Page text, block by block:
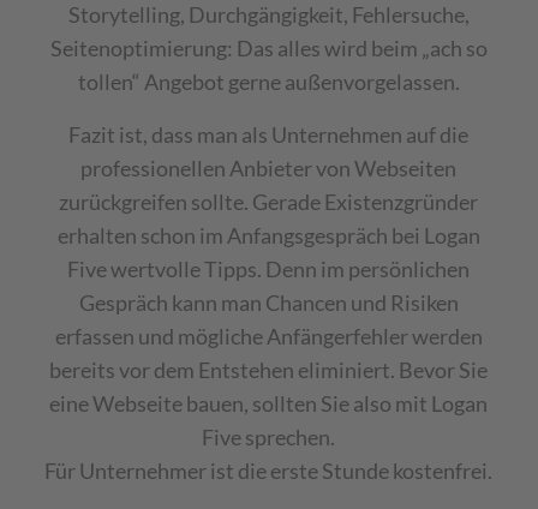
Storytelling, Durchgängigkeit, Fehlersuche,
Seitenoptimierung: Das alles wird beim „ach so
tollen“ Angebot gerne außenvorgelassen.
Fazit ist, dass man als Unternehmen auf die
professionellen Anbieter von Webseiten
zurückgreifen sollte. Gerade Existenzgründer
erhalten schon im Anfangsgespräch bei Logan
Five wertvolle Tipps. Denn im persönlichen
Gespräch kann man Chancen und Risiken
erfassen und mögliche Anfängerfehler werden
bereits vor dem Entstehen eliminiert. Bevor Sie
eine Webseite bauen, sollten Sie also mit Logan
Five sprechen.
Für Unternehmer ist die erste Stunde kostenfrei.